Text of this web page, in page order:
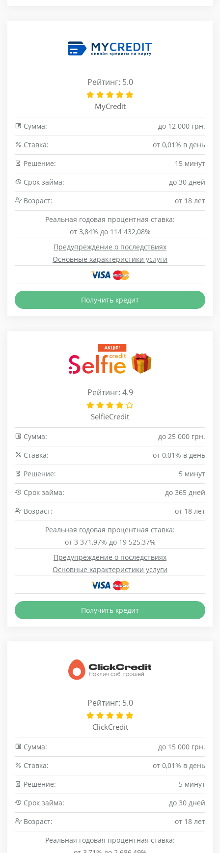
Рейтинг: 5.0
MyCredit
Сумма:
до 12 000 грн.
Cтавка:
от 0,01% в день
Решение:
15 минут
Срок займа:
до 30 дней
Возраст:
от 18 лет
Реальная годовая процентная ставка:
от 3,84% до 114 432,08%
Предупреждение о последствиях
Основные характеристики услуги
Получить кредит
Рейтинг: 4.9
SelfieCredit
Сумма:
до 25 000 грн.
Cтавка:
от 0,01% в день
Решение:
5 минут
Срок займа:
до 365 дней
Возраст:
от 18 лет
Реальная годовая процентная ставка:
от 3 371,97% до 19 525,37%
Предупреждение о последствиях
Основные характеристики услуги
Получить кредит
Рейтинг: 5.0
ClickCredit
Сумма:
до 15 000 грн.
Cтавка:
от 0,01% в день
Решение:
5 минут
Срок займа:
до 30 дней
Возраст:
от 18 лет
Реальная годовая процентная ставка: